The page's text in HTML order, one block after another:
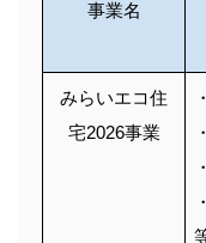
事業名
みらいエコ住
宅2026事業